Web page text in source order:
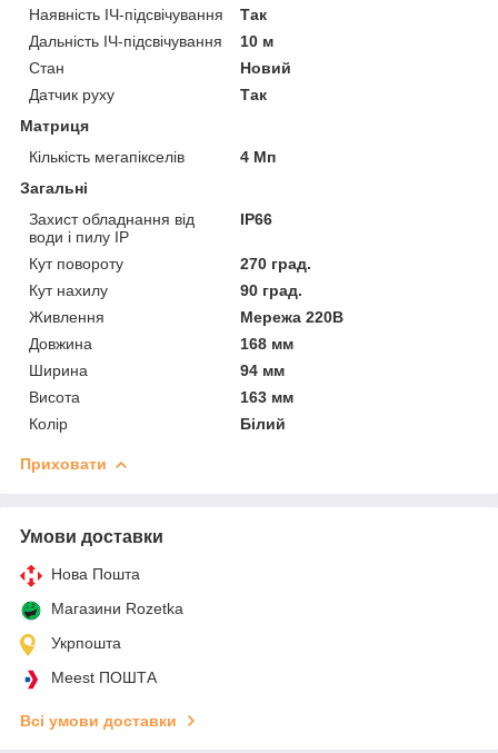
Наявність ІЧ-підсвічування
Так
Дальність ІЧ-підсвічування
10 м
Стан
Новий
Датчик руху
Так
Матриця
Кількість мегапікселів
4 Мп
Загальні
Захист обладнання від
води і пилу IP
IP66
Кут повороту
270 град.
Кут нахилу
90 град.
Живлення
Мережа 220В
Довжина
168 мм
Ширина
94 мм
Висота
163 мм
Колір
Білий
Приховати
Умови доставки
Нова Пошта
Магазини Rozetka
Укрпошта
Meest ПОШТА
Всі умови доставки